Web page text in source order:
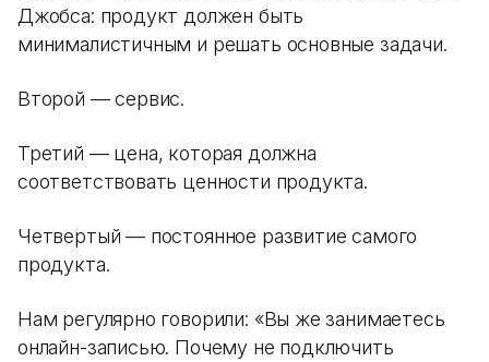
Джобса: продукт должен быть
минималистичным и решать основные задачи.
Второй — сервис.
Третий — цена, которая должна
соответствовать ценности продукта.
Четвертый — постоянное развитие самого
продукта.
Нам регулярно говорили: «Вы же занимаетесь
онлайн-записью. Почему не подключить